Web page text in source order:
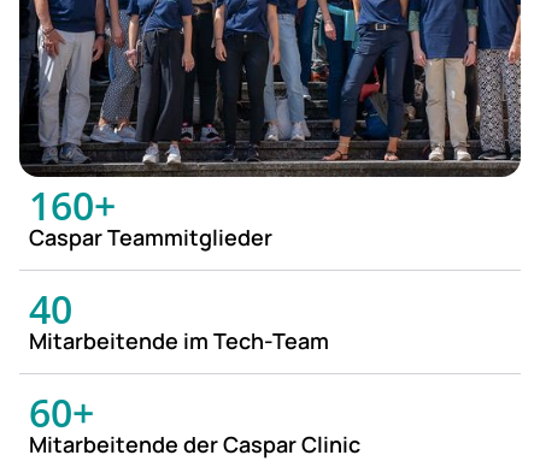
160+
Caspar Teammitglieder
40
Mitarbeitende im Tech-Team
60+
Mitarbeitende der Caspar Clinic